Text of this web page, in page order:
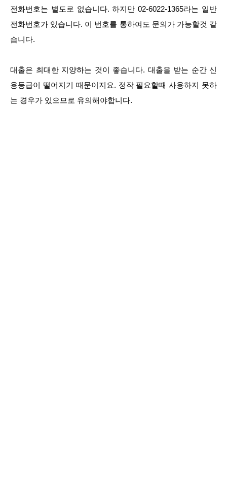
전화번호는 별도로 없습니다. 하지만 02-6022-1365라는 일반
전화번호가 있습니다. 이 번호를 통하여도 문의가 가능할것 같
습니다.
대출은 최대한 지양하는 것이 좋습니다. 대출을 받는 순간 신
용등급이 떨어지기 때문이지요. 정작 필요할때 사용하지 못하
는 경우가 있으므로 유의해야합니다.